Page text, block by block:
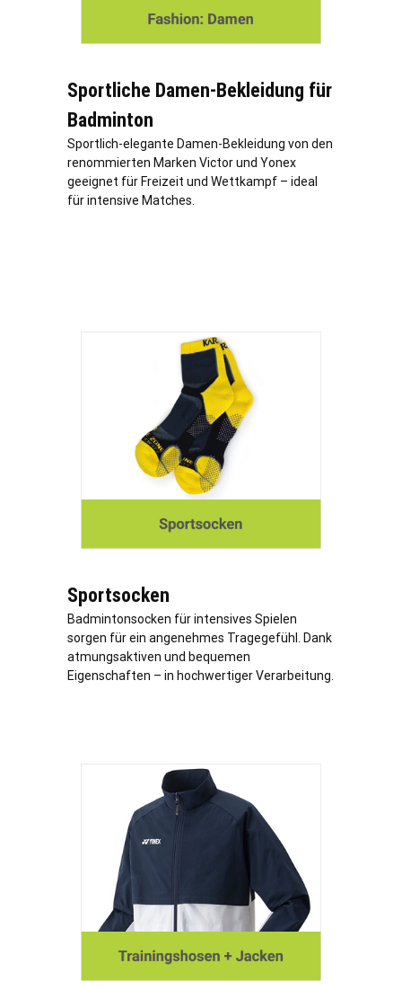
Sportliche Damen-Bekleidung für
Badminton
Sportlich-elegante Damen-Bekleidung von den
renommierten Marken Victor und Yonex
geeignet für Freizeit und Wettkampf – ideal
für intensive Matches.
Sportsocken
Badmintonsocken für intensives Spielen
sorgen für ein angenehmes Tragegefühl. Dank
atmungsaktiven und bequemen
Eigenschaften – in hochwertiger Verarbeitung.